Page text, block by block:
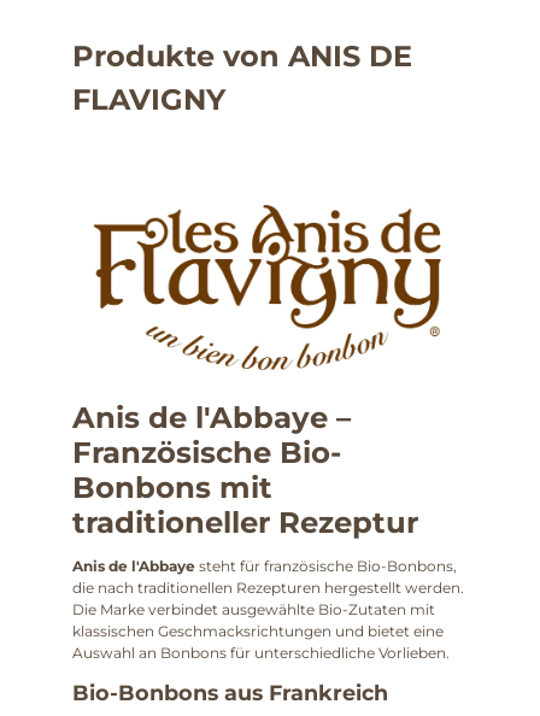
Produkte von ANIS DE
FLAVIGNY
Anis de l'Abbaye –
Französische Bio-
Bonbons mit
traditioneller Rezeptur
Anis de l'Abbaye steht für französische Bio-Bonbons,
die nach traditionellen Rezepturen hergestellt werden.
Die Marke verbindet ausgewählte Bio-Zutaten mit
klassischen Geschmacksrichtungen und bietet eine
Auswahl an Bonbons für unterschiedliche Vorlieben.
Bio-Bonbons aus Frankreich